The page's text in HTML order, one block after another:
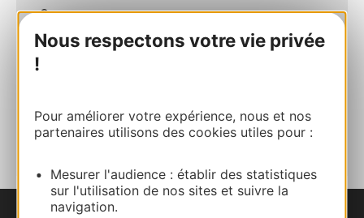
Nous respectons votre vie privée
!
Pour améliorer votre expérience, nous et nos
partenaires utilisons des cookies utiles pour :
Mesurer l'audience : établir des statistiques
sur l'utilisation de nos sites et suivre la
navigation.
E-mail
AJOUTER
AU CARNET